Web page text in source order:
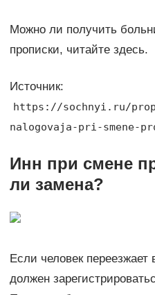
Можно ли получить
прописки, читайте здесь.
Источник:
https://sochnyi.ru/
nalogovaja-pri-smene-
Инн при смене
ли замена?
Если человек переезжает
должен